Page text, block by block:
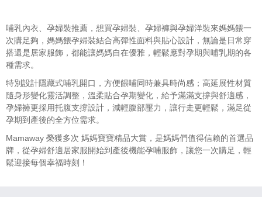
哺乳內衣、孕婦裝推薦，想買孕婦裝、孕婦褲與孕婦洋裝來媽媽餵一
次購足夠，媽媽餵孕婦裝結合高彈性面料與貼心設計，無論是日常穿
搭還是居家服飾，都能讓媽媽自在優雅，輕鬆應對孕期與哺乳期的各
種需求。
特別設計隱藏式哺乳開口，方便餵哺同時兼具時尚感；高延展性材質
隨身形變化靈活調整，溫柔貼合孕期變化，給予滿滿支撐與舒適感，
孕婦褲更採用托腹支撐設計，減輕腹部壓力，讓行走更輕鬆，滿足從
孕期到產後的全方位需求。
Mamaway 榮獲多次 媽媽寶寶精品大賞，是媽媽們值得信賴的首選品
牌，從孕婦舒適居家服開始到產後機能孕哺服飾，讓您一次購足，輕
鬆迎接每個幸福時刻！